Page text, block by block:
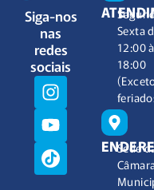
Siga-nos
nas
redes
sociais
Sexta
12:00
18:00
Sede